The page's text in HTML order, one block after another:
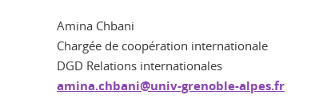
Amina Chbani
Chargée de coopération internationale
DGD Relations internationales
amina.chbani@univ-grenoble-alpes.fr